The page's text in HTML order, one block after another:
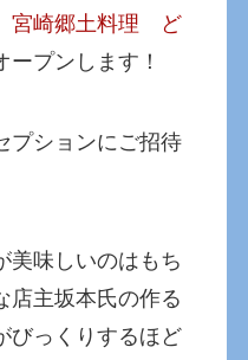
崎郷土料理 ど
ープンします！
プションにご招待
美味しいのはもち
店主坂本氏の作る
びっくりするほど